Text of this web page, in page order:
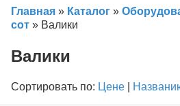
Главная » Каталог »
сот » Валики
Валики
Сортировать по: Цене